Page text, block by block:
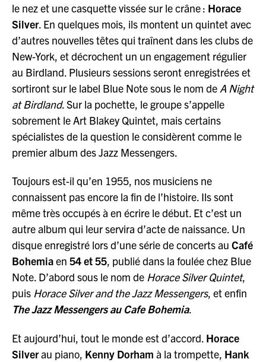
le nez et une casquette vissée sur le crâne : Horace
Silver. En quelques mois, ils montent un quintet avec
d’autres nouvelles têtes qui traînent dans les clubs de
New-York, et décrochent un un engagement régulier
au Birdland. Plusieurs sessions seront enregistrées et
sortiront sur le label Blue Note sous le nom de A Night
at Birdland. Sur la pochette, le groupe s’appelle
sobrement le Art Blakey Quintet, mais certains
spécialistes de la question le considèrent comme le
premier album des Jazz Messengers.
Toujours est-il qu’en 1955, nos musiciens ne
connaissent pas encore la fin de l’histoire. Ils sont
même très occupés à en écrire le début. Et c’est un
autre album qui leur servira d’acte de naissance. Un
disque enregistré lors d’une série de concerts au Café
Bohemiaen 54 et 55, publié dans la foulée chez Blue
Note. D’abord sous le nom de Horace Silver Quintet,
puis Horace Silver and the Jazz Messengers, et enfin
The Jazz Messengers au Cafe Bohemia.
Et aujourd’hui, tout le monde est d’accord. Horace
Silverau piano, Kenny Dorham à la trompette, Hank